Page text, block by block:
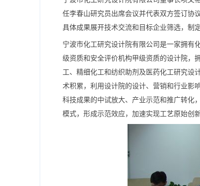
任李春山研究员出席会议并代表双方签订协
具体成果展开技术交流和目标企业筛选，制
宁波市化工研究设计院有限公司是一家拥有
级资质和安全评价机构甲级资质的设计院，
工、精细化工和纺织助剂及医药化工研究设
术积累，利用设计院的设计、营销和行业影
科技成果的中试放大、产业示范和推广转化
模式，形成示范效应，加速实现工艺原始创